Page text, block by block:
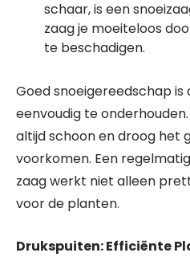
schaar, is een
zaag je moeiteloos
te beschadigen.
Goed snoeigereedschap is
eenvoudig te
altijd schoon en droog het
voorkomen. Een
zaag werkt niet alleen
voor de planten.
Drukspuiten: Efficiënte